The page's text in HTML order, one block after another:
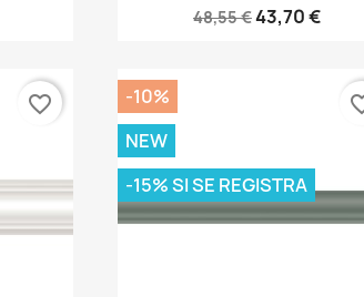
48,55 €43,70 €
favorite_border
-10%
NEW
-15% SI SE REGISTRA